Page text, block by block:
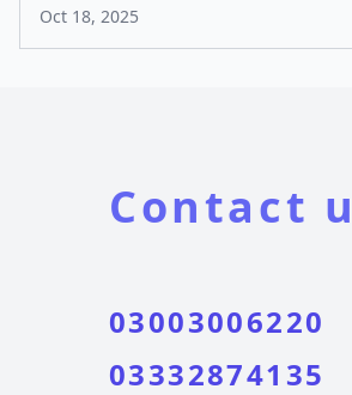
Oct 18, 2025
Contact
03003006220
03332874135